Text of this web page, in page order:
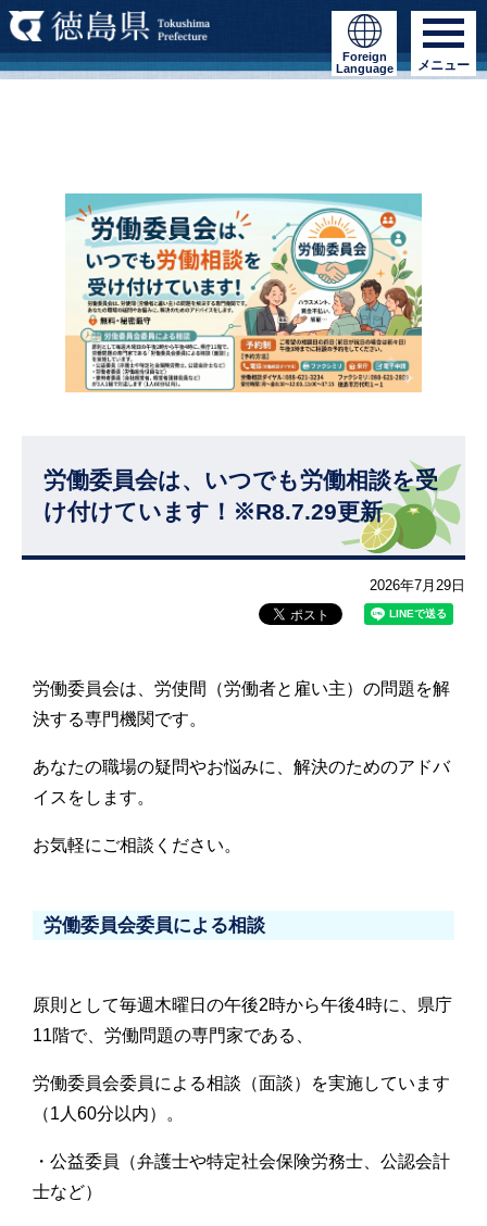
Foreign
Language
メニュー
労働委員会は、いつでも労働相談を受
け付けています！※R8.7.29更新
2026年7月29日
労働委員会は、労使間（労働者と雇い主）の問題を解
決する専門機関です。
あなたの職場の疑問やお悩みに、解決のためのアドバ
イスをします。
お気軽にご相談ください。
労働委員会委員による相談
原則として毎週木曜日の午後2時から午後4時に、県庁
11階で、労働問題の専門家である、
労働委員会委員による相談（面談）を実施しています
（1人60分以内）。
・公益委員（弁護士や特定社会保険労務士、公認会計
士など）